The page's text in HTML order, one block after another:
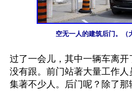
空无一人的建筑后门。（
过了一会儿，其中一辆车离
没有跟。前门站著大量工作
集著不少人。后门呢？除了那